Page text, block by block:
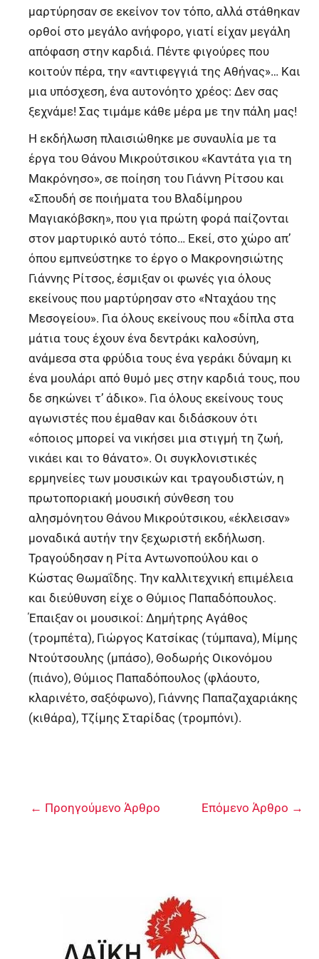
μαρτύρησαν σε εκείνον τον τόπο, αλλά στάθηκαν
ορθοί στο μεγάλο ανήφορο, γιατί είχαν μεγάλη
απόφαση στην καρδιά. Πέντε φιγούρες που
κοιτούν πέρα, την «αντιφεγγιά της Αθήνας»… Και
μια υπόσχεση, ένα αυτονόητο χρέος: Δεν σας
ξεχνάμε! Σας τιμάμε κάθε μέρα με την πάλη μας!
Η εκδήλωση πλαισιώθηκε με συναυλία με τα
έργα του Θάνου Μικρούτσικου «Καντάτα για τη
Μακρόνησο», σε ποίηση του Γιάννη Ρίτσου και
«Σπουδή σε ποιήματα του Βλαδίμηρου
Μαγιακόβσκη», που για πρώτη φορά παίζονται
στον μαρτυρικό αυτό τόπο… Εκεί, στο χώρο απ’
όπου εμπνεύστηκε το έργο ο Μακρονησιώτης
Γιάννης Ρίτσος, έσμιξαν οι φωνές για όλους
εκείνους που μαρτύρησαν στο «Νταχάου της
Μεσογείου». Για όλους εκείνους που «δίπλα στα
μάτια τους έχουν ένα δεντράκι καλοσύνη,
ανάμεσα στα φρύδια τους ένα γεράκι δύναμη κι
ένα μουλάρι από θυμό μες στην καρδιά τους, που
δε σηκώνει τ’ άδικο». Για όλους εκείνους τους
αγωνιστές που έμαθαν και διδάσκουν ότι
«όποιος μπορεί να νικήσει μια στιγμή τη ζωή,
νικάει και το θάνατο». Οι συγκλονιστικές
ερμηνείες των μουσικών και τραγουδιστών, η
πρωτοποριακή μουσική σύνθεση του
αλησμόνητου Θάνου Μικρούτσικου, «έκλεισαν»
μοναδικά αυτήν την ξεχωριστή εκδήλωση.
Τραγούδησαν η Ρίτα Αντωνοπούλου και ο
Κώστας Θωμαΐδης. Την καλλιτεχνική επιμέλεια
και διεύθυνση είχε ο Θύμιος Παπαδόπουλος.
Έπαιξαν οι μουσικοί: Δημήτρης Αγάθος
(τρομπέτα), Γιώργος Κατσίκας (τύμπανα), Μίμης
Ντούτσουλης (μπάσο), Θοδωρής Οικονόμου
(πιάνο), Θύμιος Παπαδόπουλος (φλάουτο,
κλαρινέτο, σαξόφωνο), Γιάννης Παπαζαχαριάκης
(κιθάρα), Τζίμης Σταρίδας (τρομπόνι).
← Προηγούμενο Άρθρο Επόμενο Άρθρο →